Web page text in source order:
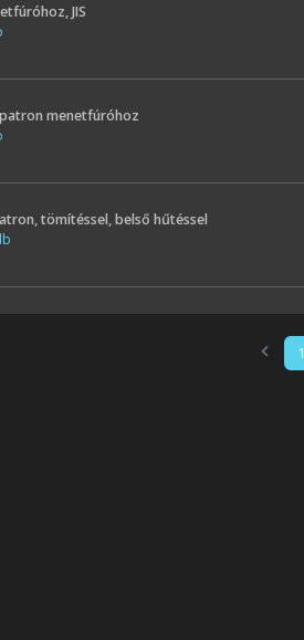
JIS
patron menetfúróhoz
tömítéssel, belső hűtéssel
1